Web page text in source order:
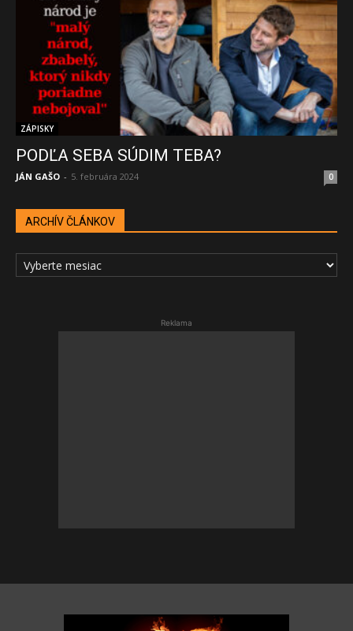
ZÁPISKY
PODĽA SEBA SÚDIM TEBA?
JÁN GAŠO - 5. februára 2024 0
ARCHÍV ČLÁNKOV
ARCHÍV
ČLÁNKOV
Reklama